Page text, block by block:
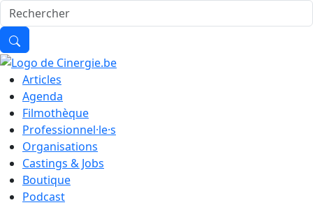
Articles
Agenda
Filmothèque
Professionnel·le·s
Organisations
Castings & Jobs
Boutique
Podcast